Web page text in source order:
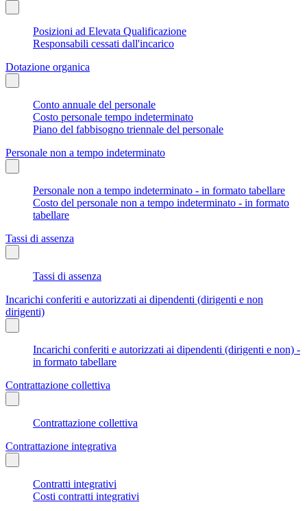
Posizioni ad Elevata Qualificazione
Responsabili cessati dall'incarico
Dotazione organica
Conto annuale del personale
Costo personale tempo indeterminato
Piano del fabbisogno triennale del personale
Personale non a tempo indeterminato
Personale non a tempo indeterminato - in formato tabellare
Costo del personale non a tempo indeterminato - in formato
tabellare
Tassi di assenza
Tassi di assenza
Incarichi conferiti e autorizzati ai dipendenti (dirigenti e non
dirigenti)
Incarichi conferiti e autorizzati ai dipendenti (dirigenti e non) -
in formato tabellare
Contrattazione collettiva
Contrattazione collettiva
Contrattazione integrativa
Contratti integrativi
Costi contratti integrativi